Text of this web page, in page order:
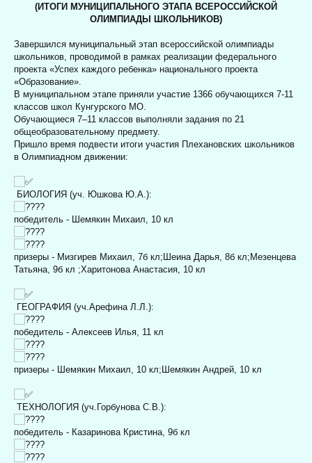
(ИТОГИ МУНИЦИПАЛЬНОГО ЭТАПА ВСЕРОССИЙСКОЙ
ОЛИМПИАДЫ ШКОЛЬНИКОВ)
Завершился муниципальный этап всероссийской олимпиады
школьников, проводимой в рамках реализации федерального
проекта «Успех каждого ребенка» национального проекта
«Образование».
В муниципальном этапе приняли участие 1366 обучающихся 7-11
классов школ Кунгурского МО.
Обучающиеся 7–11 классов выполняли задания по 21
общеобразовательному предмету.
Пришло время подвести итоги участия Плехановских школьников
в Олимпиадном движении:
БИОЛОГИЯ (уч. Юшкова Ю.А.):
победитель - Шемякин Михаил, 10 кл
призеры - Мизгирев Михаил, 7б кл;Шеина Дарья, 8б кл;Мезенцева
Татьяна, 9б кл ;Харитонова Анастасия, 10 кл
ГЕОГРАФИЯ (уч.Арефина Л.Л.):
победитель - Алексеев Илья, 11 кл
призеры - Шемякин Михаил, 10 кл;Шемякин Андрей, 10 кл
ТЕХНОЛОГИЯ (уч.Горбунова С.В.):
победитель - Казаринова Кристина, 9б кл